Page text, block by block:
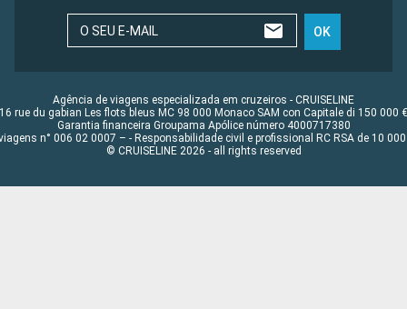
O SEU E-MAIL OK
Agência de viagens especializada em cruzeiros - CRUISELINE
16 rue du gabian Les flots bleus MC 98 000 Monaco SAM con Capitale di 150 000 €
Garantia financeira Groupama Apólice número 4000717380
n° 006 02 0007 – - Responsabilidade civil e profissional RC RSA de 10 000
© CRUISELINE 2026 - all rights reserved